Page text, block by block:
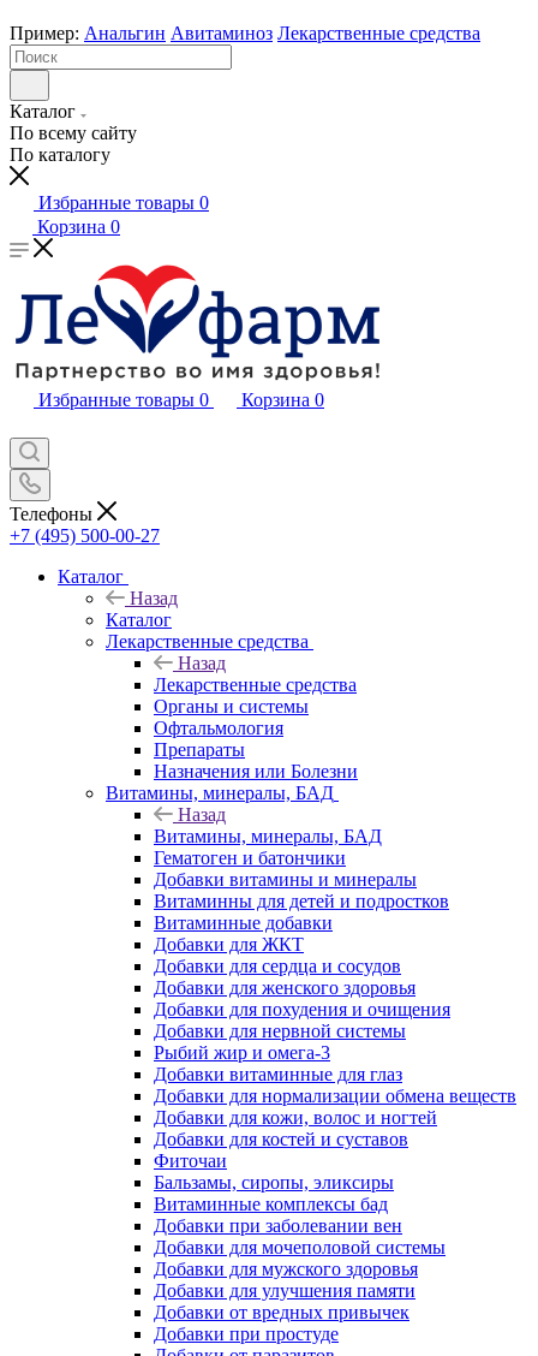
Пример: Анальгин Авитаминоз Лекарственные средства
Каталог
По всему сайту
По каталогу
Избранные товары 0
Корзина 0
Избранные товары 0 Корзина 0
Телефоны
+7 (495) 500-00-27
Каталог
Назад
Каталог
Лекарственные средства
Назад
Лекарственные средства
Органы и системы
Офтальмология
Препараты
Назначения или Болезни
Витамины, минералы, БАД
Назад
Витамины, минералы, БАД
Гематоген и батончики
Добавки витамины и минералы
Витаминны для детей и подростков
Витаминные добавки
Добавки для ЖКТ
Добавки для сердца и сосудов
Добавки для женского здоровья
Добавки для похудения и очищения
Добавки для нервной системы
Рыбий жир и омега-3
Добавки витаминные для глаз
Добавки для нормализации обмена веществ
Добавки для кожи, волос и ногтей
Добавки для костей и суставов
Фиточаи
Бальзамы, сиропы, эликсиры
Витаминные комплексы бад
Добавки при заболевании вен
Добавки для мочеполовой системы
Добавки для мужского здоровья
Добавки для улучшения памяти
Добавки от вредных привычек
Добавки при простуде